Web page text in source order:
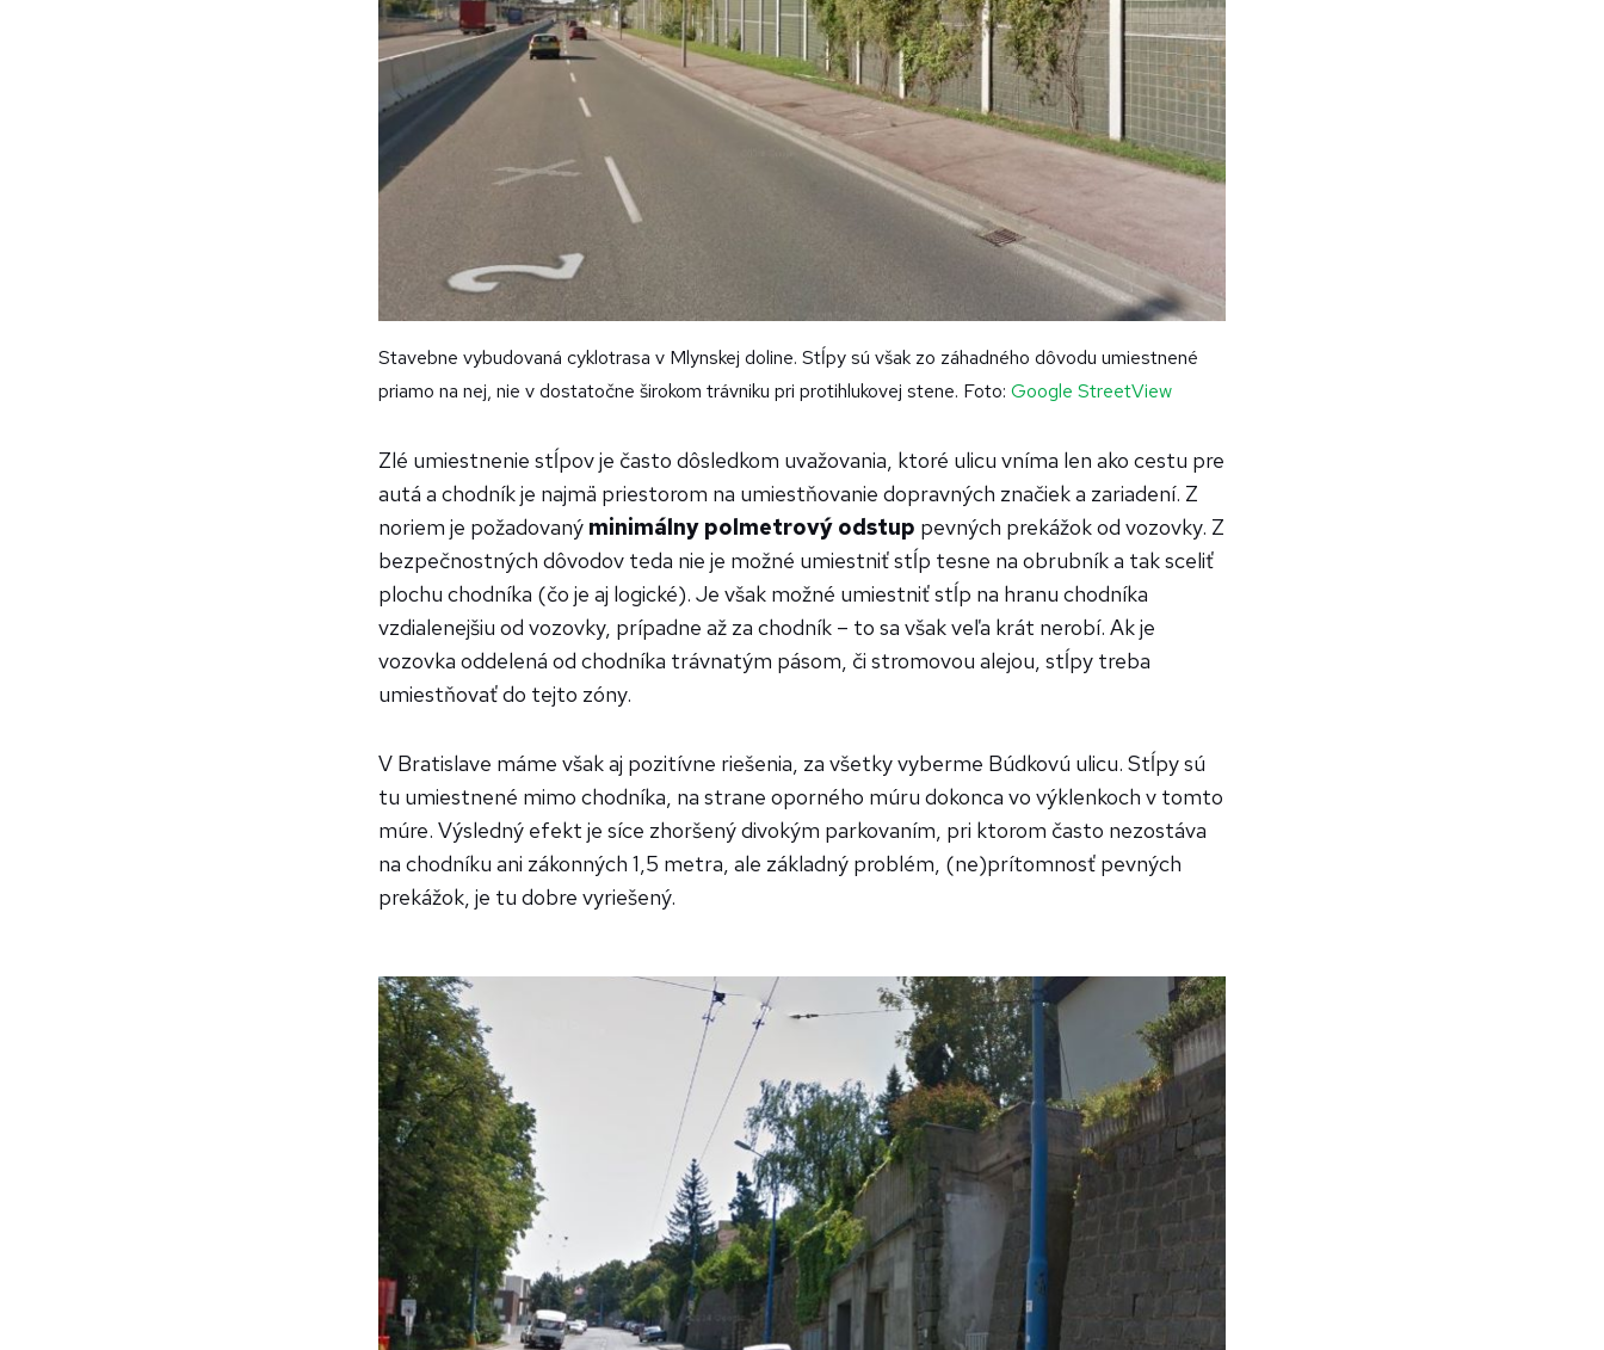
Stavebne vybudovaná cyklotrasa v Mlynskej doline. Stĺpy sú však zo záhadného dôvodu umiestnené
priamo na nej, nie v dostatočne širokom trávniku pri protihlukovej stene. Foto: Google StreetView
Zlé umiestnenie stĺpov je často dôsledkom uvažovania, ktoré ulicu vníma len ako cestu pre
autá a chodník je najmä priestorom na umiestňovanie dopravných značiek a zariadení. Z
noriem je požadovaný minimálny polmetrový odstup pevných prekážok od vozovky. Z
bezpečnostných dôvodov teda nie je možné umiestniť stĺp tesne na obrubník a tak sceliť
plochu chodníka (čo je aj logické). Je však možné umiestniť stĺp na hranu chodníka
vzdialenejšiu od vozovky, prípadne až za chodník – to sa však veľa krát nerobí. Ak je
vozovka oddelená od chodníka trávnatým pásom, či stromovou alejou, stĺpy treba
umiestňovať do tejto zóny.
V Bratislave máme však aj pozitívne riešenia, za všetky vyberme Búdkovú ulicu. Stĺpy sú
tu umiestnené mimo chodníka, na strane oporného múru dokonca vo výklenkoch v tomto
múre. Výsledný efekt je síce zhoršený divokým parkovaním, pri ktorom často nezostáva
na chodníku ani zákonných 1,5 metra, ale základný problém, (ne)prítomnosť pevných
prekážok, je tu dobre vyriešený.